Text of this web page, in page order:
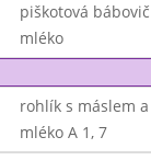
piškotová
mléko
rohlík s máslem
mléko A 1, 7